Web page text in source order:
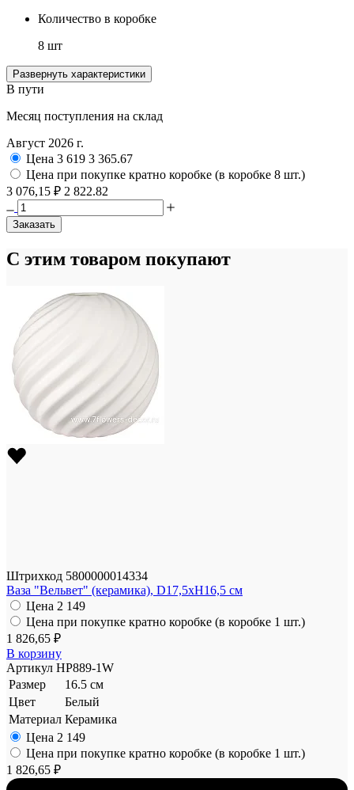
Количество в коробке
8 шт
Развернуть характеристики
В пути
Месяц поступления на склад
Август 2026 г.
Цена 3 619 3 365.67
Цена при покупке кратно коробке (в коробке 8 шт.)
3 076,15 ₽ 2 822.82
Заказать
С этим товаром покупают
Штрихкод 5800000014334
Ваза "Вельвет" (керамика), D17,5xH16,5 см
Цена 2 149
Цена при покупке кратно коробке (в коробке 1 шт.)
1 826,65 ₽
В корзину
Артикул HP889-1W
Размер
16.5 см
Цвет
Белый
Материал Керамика
Цена 2 149
Цена при покупке кратно коробке (в коробке 1 шт.)
1 826,65 ₽